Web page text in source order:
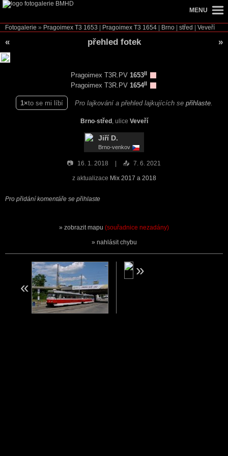
Fotogalerie » Pragoimex T3 1653 Pragoimex T3 1654 Brno střed Veveří
« přehled fotek »
Pragoimex T3R.PV 1653
Pragoimex T3R.PV 1654
1 to se mi líbí Pro lajkování a přehled lajkujících se přihlaste.
Brno-střed , ulice Veveří
Jiří D.
Brno-venkov
📷 16. 1. 2018 📤 7. 6. 2021
z aktualizace Mix 2017 a 2018
Pro přidání komentáře se přihlaste
zobrazit mapu (souřadnice nezadány)
nahlásit chybu
MENU